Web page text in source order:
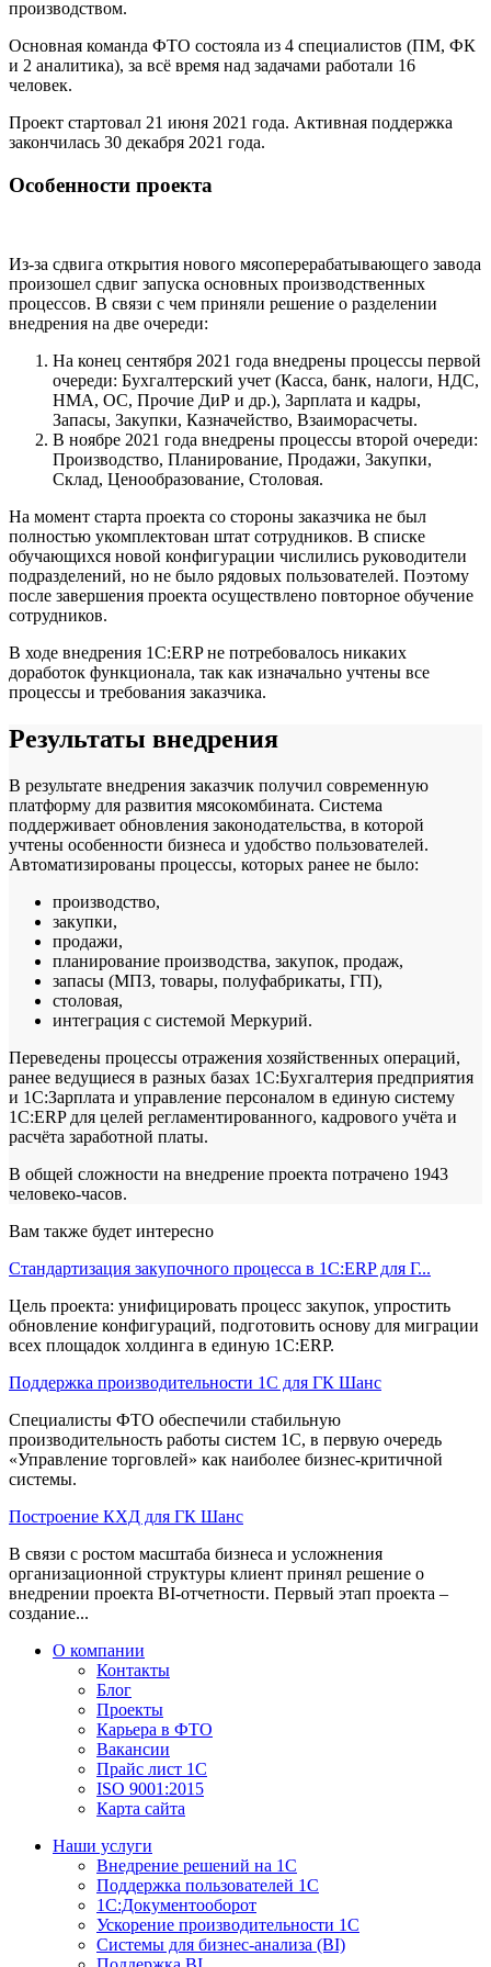
производством.
Основная команда ФТО состояла из 4 специалистов (ПМ, ФК
и 2 аналитика), за всё время над задачами работали 16
человек.
Проект стартовал 21 июня 2021 года. Активная поддержка
закончилась 30 декабря 2021 года.
Особенности проекта
Из-за сдвига открытия нового мясоперерабатывающего завода
произошел сдвиг запуска основных производственных
процессов. В связи с чем приняли решение о разделении
внедрения на две очереди:
На конец сентября 2021 года внедрены процессы первой
очереди: Бухгалтерский учет (Касса, банк, налоги, НДС,
НМА, ОС, Прочие ДиР и др.), Зарплата и кадры,
Запасы, Закупки, Казначейство, Взаиморасчеты.
В ноябре 2021 года внедрены процессы второй очереди:
Производство, Планирование, Продажи, Закупки,
Склад, Ценообразование, Столовая.
На момент старта проекта со стороны заказчика не был
полностью укомплектован штат сотрудников. В списке
обучающихся новой конфигурации числились руководители
подразделений, но не было рядовых пользователей. Поэтому
после завершения проекта осуществлено повторное обучение
сотрудников.
В ходе внедрения 1С:ERP не потребовалось никаких
доработок функционала, так как изначально учтены все
процессы и требования заказчика.
Результаты внедрения
В результате внедрения заказчик получил современную
платформу для развития мясокомбината. Система
поддерживает обновления законодательства, в которой
учтены особенности бизнеса и удобство пользователей.
Автоматизированы процессы, которых ранее не было:
производство,
закупки,
продажи,
планирование производства, закупок, продаж,
запасы (МПЗ, товары, полуфабрикаты, ГП),
столовая,
интеграция с системой Меркурий.
Переведены процессы отражения хозяйственных операций,
ранее ведущиеся в разных базах 1С:Бухгалтерия предприятия
и 1С:Зарплата и управление персоналом в единую систему
1С:ERP для целей регламентированного, кадрового учёта и
расчёта заработной платы.
В общей сложности на внедрение проекта потрачено 1943
человеко-часов.
Вам также будет интересно
Стандартизация закупочного процесса в 1С:ERP для Г...
Цель проекта: унифицировать процесс закупок, упростить
обновление конфигураций, подготовить основу для миграции
всех площадок холдинга в единую 1С:ERP.
Поддержка производительности 1С для ГК Шанс
Специалисты ФТО обеспечили стабильную
производительность работы систем 1С, в первую очередь
«Управление торговлей» как наиболее бизнес-критичной
системы.
Построение КХД для ГК Шанс
В связи с ростом масштаба бизнеса и усложнения
организационной структуры клиент принял решение о
внедрении проекта BI-отчетности. Первый этап проекта –
создание...
О компании
Контакты
Блог
Проекты
Карьера в ФТО
Вакансии
Прайс лист 1С
ISO 9001:2015
Карта сайта
Наши услуги
Внедрение решений на 1С
Поддержка пользователей 1С
1С:Документооборот
Ускорение производительности 1С
Системы для бизнес-анализа (BI)